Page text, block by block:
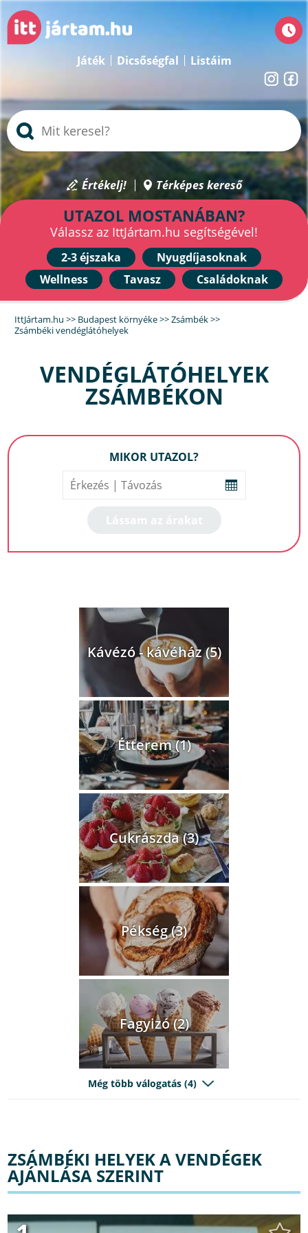
Játék Dicsőségfal Listáim
Értékelj! Térképes kereső
UTAZOL MOSTANÁBAN?
Válassz az IttJártam.hu segítségével!
2-3 éjszaka
Nyugdíjasoknak
Wellness
Tavasz Családoknak
IttJártam.hu >> Budapest környéke>>Zsámbék>>
Zsámbéki vendéglátóhelyek
VENDÉGLÁTÓHELYEK
ZSÁMBÉKON
MIKOR UTAZOL?
Kávézó - kávéház (5)
Étterem (1)
Cukrászda (3)
Pékség (3)
Fagyizó (2)
Még több válogatás (4)
ZSÁMBÉKI HELYEK A VENDÉGEK
AJÁNLÁSA SZERINT